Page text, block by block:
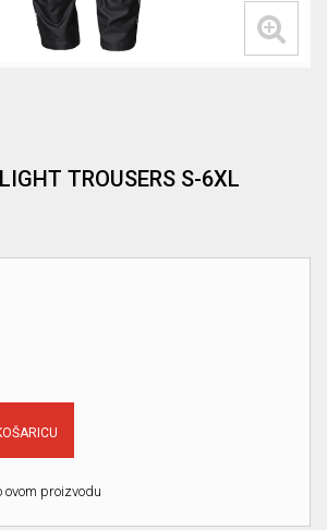
TROUSERS S-6XL
ovom proizvodu